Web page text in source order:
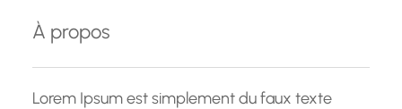
r
c
h
À propos
Lorem Ipsum est simplement du faux texte